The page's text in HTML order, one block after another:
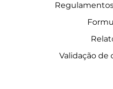
Validação